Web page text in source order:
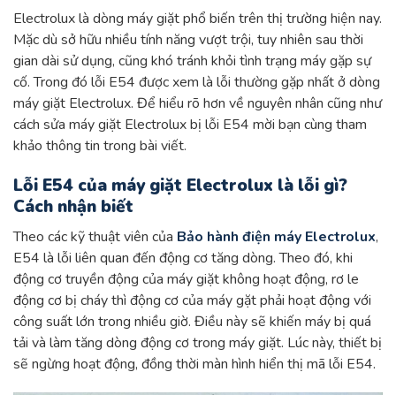
Electrolux là dòng máy giặt phổ biến trên thị trường hiện nay.
Mặc dù sở hữu nhiều tính năng vượt trội, tuy nhiên sau thời
gian dài sử dụng, cũng khó tránh khỏi tình trạng máy gặp sự
cố. Trong đó lỗi E54 được xem là lỗi thường gặp nhất ở dòng
máy giặt Electrolux. Để hiểu rõ hơn về nguyên nhân cũng như
cách sửa máy giặt Electrolux bị lỗi E54 mời bạn cùng tham
khảo thông tin trong bài viết.
Lỗi E54 của máy giặt Electrolux là lỗi gì?
Cách nhận biết
Theo các kỹ thuật viên của Bảo hành điện máy Electrolux,
E54 là lỗi liên quan đến động cơ tăng dòng. Theo đó, khi
động cơ truyền động của máy giặt không hoạt động, rơ le
động cơ bị cháy thì động cơ của máy gặt phải hoạt động với
công suất lớn trong nhiều giờ. Điều này sẽ khiến máy bị quá
tải và làm tăng dòng động cơ trong máy giặt. Lúc này, thiết bị
sẽ ngừng hoạt động, đồng thời màn hình hiển thị mã lỗi E54.